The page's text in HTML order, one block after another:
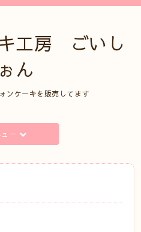
工房 ごいし
ん
ンケーキを販売してます
ュー